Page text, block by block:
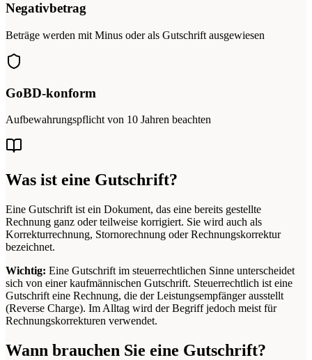
Negativbetrag
Beträge werden mit Minus oder als Gutschrift ausgewiesen
GoBD-konform
Aufbewahrungspflicht von 10 Jahren beachten
Was ist eine Gutschrift?
Eine Gutschrift ist ein Dokument, das eine bereits gestellte
Rechnung ganz oder teilweise korrigiert. Sie wird auch als
Korrekturrechnung, Stornorechnung oder Rechnungskorrektur
bezeichnet.
Wichtig: Eine Gutschrift im steuerrechtlichen Sinne unterscheidet
sich von einer kaufmännischen Gutschrift. Steuerrechtlich ist eine
Gutschrift eine Rechnung, die der Leistungsempfänger ausstellt
(Reverse Charge). Im Alltag wird der Begriff jedoch meist für
Rechnungskorrekturen verwendet.
Wann brauchen Sie eine Gutschrift?